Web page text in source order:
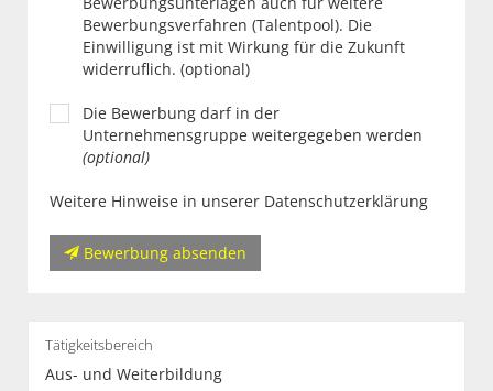
Bewerbungsverfahren (Talentpool). Die
Einwilligung ist mit Wirkung für die Zukunft
widerruflich. (optional)
Die Bewerbung darf in der
Unternehmensgruppe weitergegeben werden
(optional)
Weitere Hinweise in unserer Datenschutzerklärung
Bewerbung absenden
Tätigkeitsbereich
Aus- und Weiterbildung